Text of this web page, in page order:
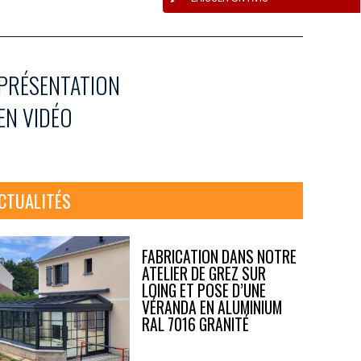
VIDÉO
FABRICATION DANS NOTRE
ATELIER DE GREZ SUR
LOING ET POSE D’UNE
VÉRANDA EN ALUMINIUM
RAL 7016 GRANITÉ